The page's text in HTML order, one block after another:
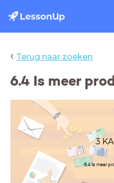
‹ Terug naar zoeken
6.4 Is meer
3
6.4 Is meer